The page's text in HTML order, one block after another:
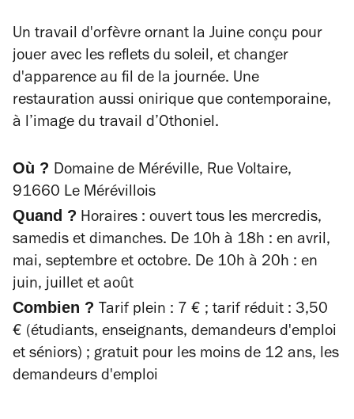
Un travail d'orfèvre ornant la Juine conçu pour
jouer avec les reflets du soleil, et changer
d'apparence au fil de la journée. Une
restauration aussi onirique que contemporaine,
à l’image du travail d’Othoniel.
Où ? Domaine de Méréville, Rue Voltaire,
91660 Le Mérévillois
Quand ? Horaires : ouvert tous les mercredis,
samedis et dimanches. De 10h à 18h : en avril,
mai, septembre et octobre. De 10h à 20h : en
juin, juillet et août
Combien ? Tarif plein : 7 € ; tarif réduit : 3,50
€ (étudiants, enseignants, demandeurs d'emploi
et séniors) ; gratuit pour les moins de 12 ans, les
demandeurs d'emploi